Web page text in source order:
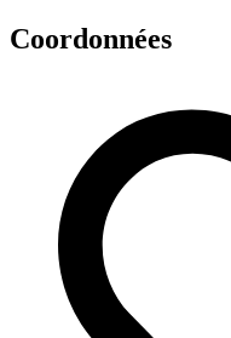
Coordonnées